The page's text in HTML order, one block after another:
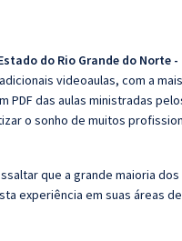
do Rio Grande do
videoaulas, com a
PDF das aulas ministradas
o sonho de muitos
que a grande maioria
experiência em suas áreas